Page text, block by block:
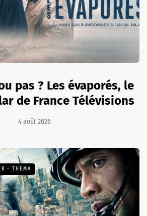
pas ? Les évaporés, le
de France Télévisions
4 août 2026
- THEMA